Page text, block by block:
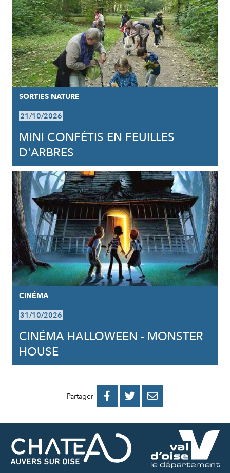
SORTIES NATURE
21/10/2026
MINI CONFÉTIS EN FEUILLES
D'ARBRES
CINÉMA
31/10/2026
CINÉMA HALLOWEEN - MONSTER
HOUSE
Partager 
PARTAGER
FACEBOOK
PARTAGER
PARTAGER
MAIL